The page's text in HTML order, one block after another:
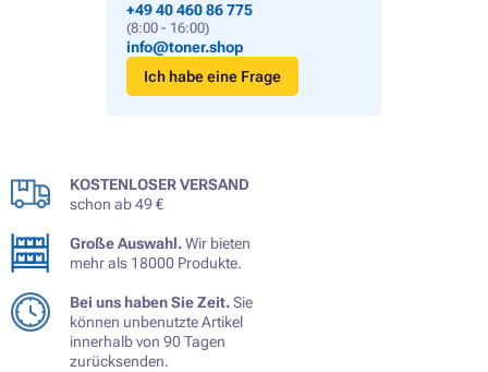
+49 40 460 86 775
(8:00 - 16:00)
info@toner.shop
Ich habe eine Frage
KOSTENLOSER VERSAND
schon ab 49 €
Große Auswahl.Wir bieten
mehr als 18000 Produkte.
Bei uns haben Sie Zeit.Sie
können unbenutzte Artikel
innerhalb von 90 Tagen
zurücksenden.